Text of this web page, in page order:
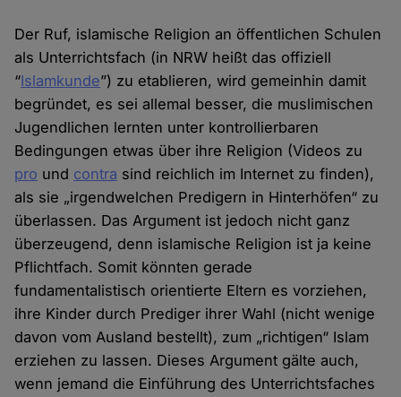
Der Ruf, islamische Religion an öffentlichen Schulen
als Unterrichtsfach (in NRW heißt das offiziell
“Islamkunde”) zu etablieren, wird gemeinhin damit
begründet, es sei allemal besser, die muslimischen
Jugendlichen lernten unter kontrollierbaren
Bedingungen etwas über ihre Religion (Videos zu
pro und contra sind reichlich im Internet zu finden),
als sie „irgendwelchen Predigern in Hinterhöfen“ zu
überlassen. Das Argument ist jedoch nicht ganz
überzeugend, denn islamische Religion ist ja keine
Pflichtfach. Somit könnten gerade
fundamentalistisch orientierte Eltern es vorziehen,
ihre Kinder durch Prediger ihrer Wahl (nicht wenige
davon vom Ausland bestellt), zum „richtigen“ Islam
erziehen zu lassen. Dieses Argument gälte auch,
wenn jemand die Einführung des Unterrichtsfaches